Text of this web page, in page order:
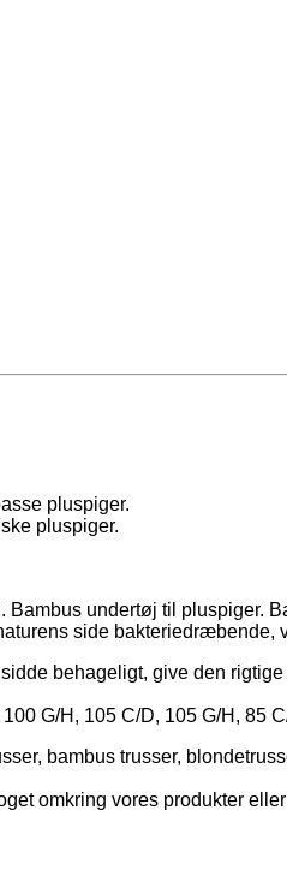
pluspiger.
pluspiger.
undertøj til pluspiger.
side bakteriedræbende,
behageligt, give den
G/H, 105 C/D, 105 G/H, 85
bambus trusser,
omkring vores produkter